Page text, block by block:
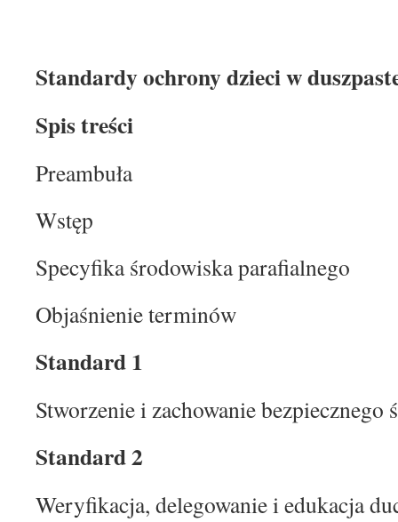
Standardy ochrony dzieci w
Spis treści
Preambuła
Wstęp
Specyfika środowiska parafialnego
Objaśnienie terminów
Standard 1
Stworzenie i zachowanie
Standard 2
Weryfikacja, delegowanie i edukacja